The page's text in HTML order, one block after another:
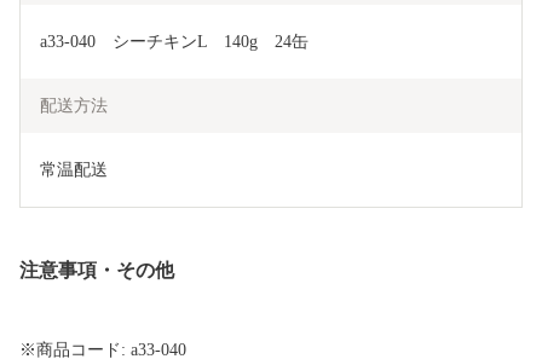
a33-040　シーチキンL　140g　24缶
配送方法
常温配送
注意事項・その他
※商品コード: a33-040